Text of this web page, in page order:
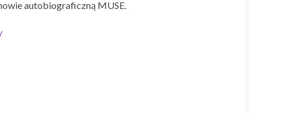
autobiograficzną MUSE.